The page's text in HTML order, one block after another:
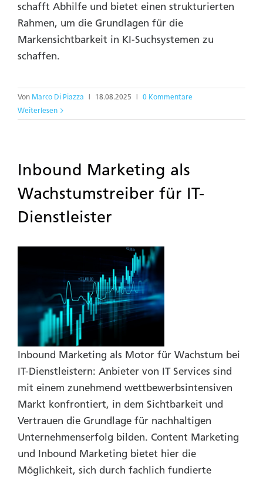
schafft Abhilfe und bietet einen strukturierten
Rahmen, um die Grundlagen für die
Markensichtbarkeit in KI-Suchsystemen zu
schaffen.
Von Marco Di Piazza 18.08.2025
0 Kommentare
Weiterlesen
Inbound Marketing als
Wachstumstreiber für IT-
Dienstleister
Inbound Marketing als Motor für Wachstum bei
IT-Dienstleistern: Anbieter von IT Services sind
mit einem zunehmend wettbewerbs­intensiven
Markt konfrontiert, in dem Sichtbarkeit und
Vertrauen die Grundlage für nachhaltigen
Unternehmenserfolg bilden. Content Marketing
und Inbound Marketing bietet hier die
Möglichkeit, sich durch fachlich fundierte